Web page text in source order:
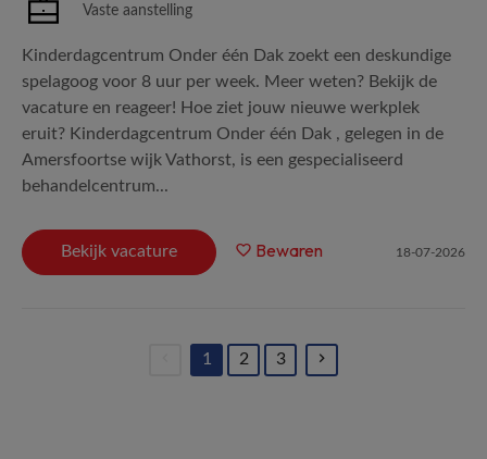
Vaste aanstelling
Kinderdagcentrum Onder één Dak zoekt een deskundige
spelagoog voor 8 uur per week. Meer weten? Bekijk de
vacature en reageer! Hoe ziet jouw nieuwe werkplek
eruit? Kinderdagcentrum Onder één Dak , gelegen in de
Amersfoortse wijk Vathorst, is een gespecialiseerd
behandelcentrum...
Bekijk vacature Bewaren 18-07-2026
1
2 3